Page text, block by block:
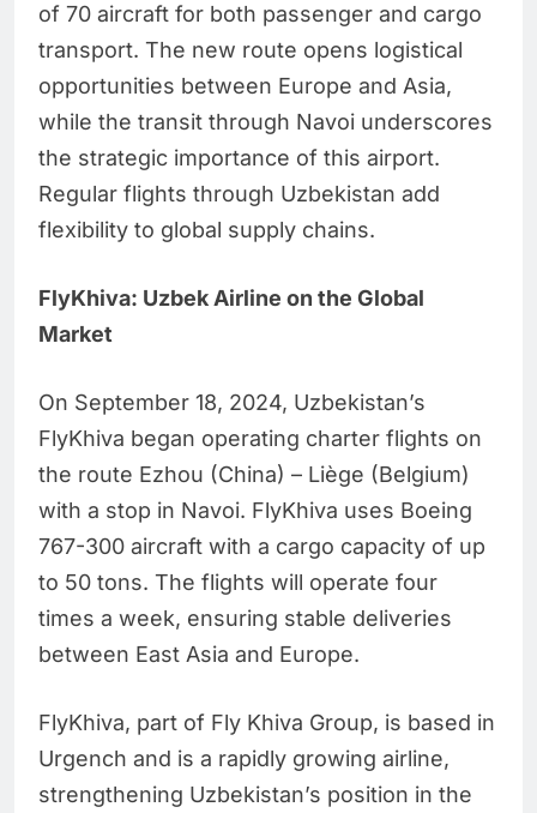
of 70 aircraft for both passenger and cargo
transport. The new route opens logistical
opportunities between Europe and Asia,
while the transit through Navoi underscores
the strategic importance of this airport.
Regular flights through Uzbekistan add
flexibility to global supply chains.
FlyKhiva: Uzbek Airline on the Global
Market
On September 18, 2024, Uzbekistan’s
FlyKhiva began operating charter flights on
the route Ezhou (China) – Liège (Belgium)
with a stop in Navoi. FlyKhiva uses Boeing
767-300 aircraft with a cargo capacity of up
to 50 tons. The flights will operate four
times a week, ensuring stable deliveries
between East Asia and Europe.
FlyKhiva, part of Fly Khiva Group, is based in
Urgench and is a rapidly growing airline,
strengthening Uzbekistan’s position in the